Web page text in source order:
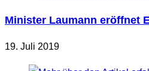
Minister Laumann eröffnet
19. Juli 2019